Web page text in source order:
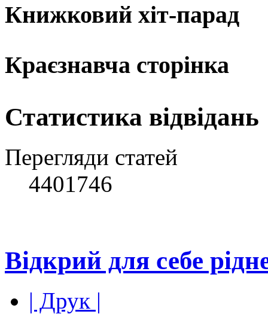
Книжковий хіт-парад
Краєзнавча сторінка
Статистика відвідань
Перегляди статей
4401746
Відкрий для себе
| Друк |